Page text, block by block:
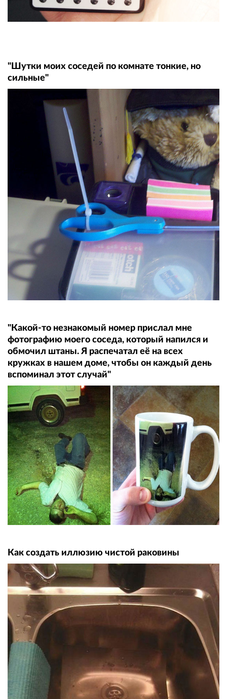
"Шутки моих соседей по комнате тонкие, но
сильные"
"Какой-то незнакомый номер прислал мне
фотографию моего соседа, который напился и
обмочил штаны. Я распечатал её на всех
кружках в нашем доме, чтобы он каждый день
вспоминал этот случай"
Как создать иллюзию чистой раковины